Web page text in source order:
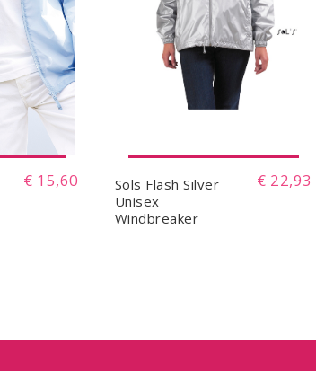
€ 15,60
Sols Flash Silver
Unisex
Windbreaker
€ 22,93